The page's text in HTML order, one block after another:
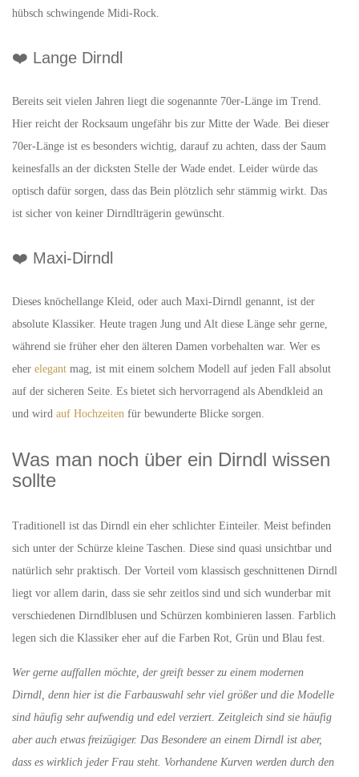
hübsch schwingende Midi-Rock.
❤️ Lange Dirndl
Bereits seit vielen Jahren liegt die sogenannte 70er-Länge im Trend.
Hier reicht der Rocksaum ungefähr bis zur Mitte der Wade. Bei dieser
70er-Länge ist es besonders wichtig, darauf zu achten, dass der Saum
keinesfalls an der dicksten Stelle der Wade endet. Leider würde das
optisch dafür sorgen, dass das Bein plötzlich sehr stämmig wirkt. Das
ist sicher von keiner Dirndlträgerin gewünscht.
❤️ Maxi-Dirndl
Dieses knöchellange Kleid, oder auch Maxi-Dirndl genannt, ist der
absolute Klassiker. Heute tragen Jung und Alt diese Länge sehr gerne,
während sie früher eher den älteren Damen vorbehalten war. Wer es
eher elegant mag, ist mit einem solchem Modell auf jeden Fall absolut
auf der sicheren Seite. Es bietet sich hervorragend als Abendkleid an
und wird auf Hochzeiten für bewunderte Blicke sorgen.
Was man noch über ein Dirndl wissen
sollte
Traditionell ist das Dirndl ein eher schlichter Einteiler. Meist befinden
sich unter der Schürze kleine Taschen. Diese sind quasi unsichtbar und
natürlich sehr praktisch. Der Vorteil vom klassisch geschnittenen Dirndl
liegt vor allem darin, dass sie sehr zeitlos sind und sich wunderbar mit
verschiedenen Dirndlblusen und Schürzen kombinieren lassen. Farblich
legen sich die Klassiker eher auf die Farben Rot, Grün und Blau fest.
Wer gerne auffallen möchte, der greift besser zu einem modernen
Dirndl, denn hier ist die Farbauswahl sehr viel größer und die Modelle
sind häufig sehr aufwendig und edel verziert. Zeitgleich sind sie häufig
aber auch etwas freizügiger. Das Besondere an einem Dirndl ist aber,
dass es wirklich jeder Frau steht. Vorhandene Kurven werden durch den